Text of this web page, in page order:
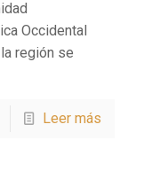
Occidental
región se
Leer más